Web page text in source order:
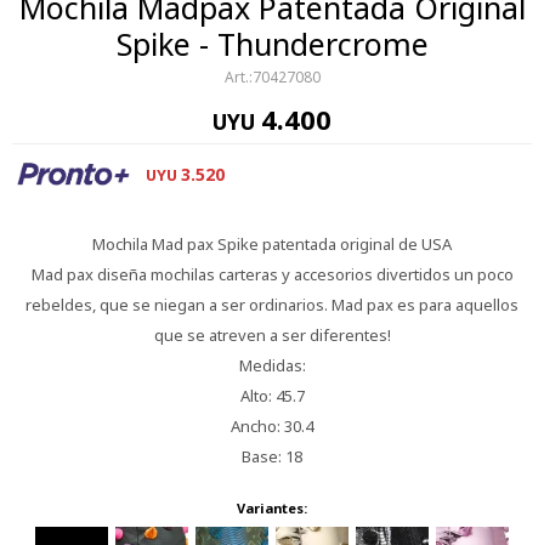
Spike - Thundercrome
70427080
UYU 4.400
UYU 3.520
Mochila Mad pax Spike patentada original de USA
Mad pax diseña mochilas carteras y accesorios divertidos un poco
rebeldes, que se niegan a ser ordinarios. Mad pax es para aquellos
que se atreven a ser diferentes!
Medidas:
Alto: 45.7
Ancho: 30.4
Base: 18
Variantes: